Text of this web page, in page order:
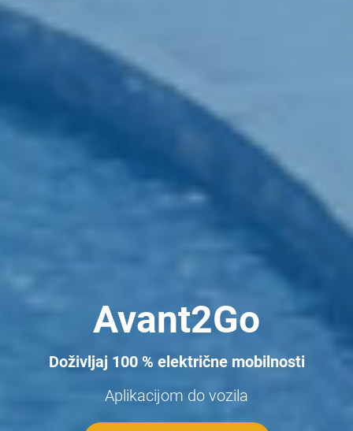
Avant2Go
Doživljaj 100 % električne mobilnosti
Aplikacijom do vozila